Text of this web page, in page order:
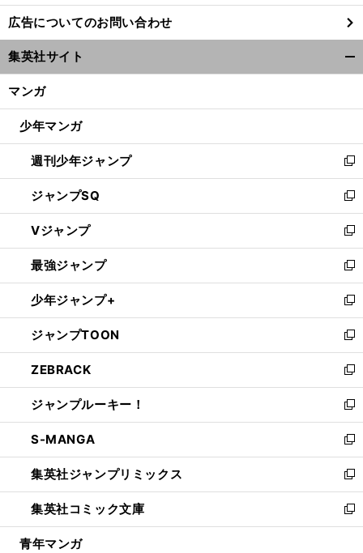
し
い
ウ
ィ
ン
ウ
開
く
広告についてのお問い合わせ
集英社サイト
マンガ
少年マンガ
週刊少年ジャンプ
新
し
い
ウ
ィ
ン
ド
ウ
で
開
く
ジャンプSQ
新
し
い
ウ
ィ
ン
ド
ウ
で
開
く
Vジャンプ
新
し
い
ウ
ィ
ン
ド
ウ
で
開
く
最強ジャンプ
新
し
い
ウ
ィ
ン
ド
ウ
で
開
く
少年ジャンプ+
新
し
い
ウ
ィ
ン
ド
ウ
で
開
く
ジャンプTOON
新
し
い
ウ
ィ
ン
ド
ウ
で
開
く
ZEBRACK
新
し
い
ウ
ィ
ン
ド
ウ
で
開
ジャンプルーキー！
新
し
い
ウ
ィ
ン
ド
ウ
S-MANGA
新
し
い
ウ
ィ
ン
集英社ジャンプリミックス
新
し
い
ウ
集英社コミック文庫
新
し
青年マンガ